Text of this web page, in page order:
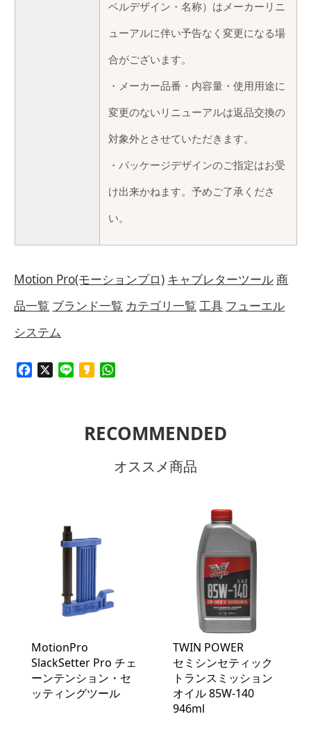
ベルデザイン・名称）はメーカーリニ
ューアルに伴い予告なく変更になる場
合がございます。
・メーカー品番・内容量・使用用途に
変更のないリニューアルは返品交換の
対象外とさせていただきます。
・パッケージデザインのご指定はお受
け出来かねます。予めご了承くださ
い。
Motion Pro(モーションプロ) キャブレターツール商
品一覧 ブランド一覧 カテゴリ一覧 工具 フューエル
システム
Facebook Line Kakao
RECOMMENDED
オススメ商品
MotionPro
SlackSetter Pro チェ
ーンテンション・セ
ッティングツール
TWIN POWER
セミシンセティック
トランスミッション
オイル 85W-140
946ml